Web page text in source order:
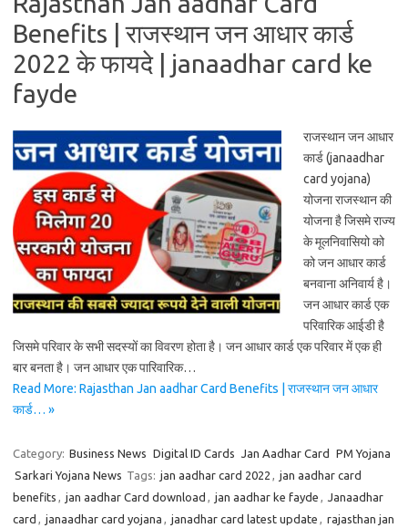
Benefits | राजस्थान जन आधार कार्ड
2022 के फायदे | janaadhar card ke
fayde
राजस्थान जन आधार
कार्ड (janaadhar
card yojana)
योजना राजस्थान की
योजना है जिसमे राज्य
के मूलनिवासियो को
को जन आधार कार्ड
बनवाना अनिवार्य है।
जन आधार कार्ड एक
परिवारिक आईडी है
जिसमे परिवार के सभी सदस्यों का विवरण होता है। जन आधार कार्ड एक परिवार में एक ही
बार बनता है। जन आधार एक पारिवारिक…
Read More: Rajasthan Jan aadhar Card Benefits | राजस्थान जन आधार
कार्ड… »
Category: Business News Digital ID Cards Jan Aadhar Card
PM Yojana
Sarkari Yojana News Tags: jan aadhar card 2022 , jan aadhar card
benefits , jan aadhar Card download , jan aadhar ke fayde , Janaadhar
card , janaadhar card yojana , janadhar card latest update , rajasthan jan